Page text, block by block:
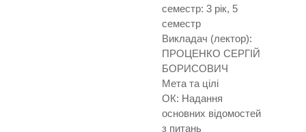
семестр: 3 рік, 5
семестр
Викладач (лектор):
ПРОЦЕНКО СЕРГІЙ
БОРИСОВИЧ
Мета та цілі
ОК: Надання
основних відомостей
з питань